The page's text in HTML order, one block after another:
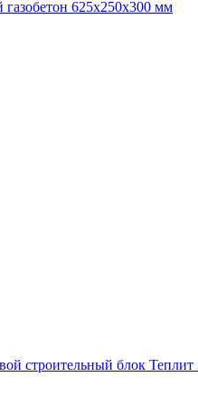
газобетон 625х250х300 мм
строительный блок Теплит